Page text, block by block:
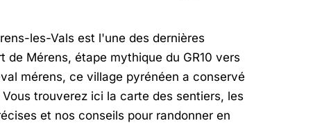
les-Vals est l'une des dernières
de Mérens, étape mythique du GR10 vers
mérens, ce village pyrénéen a conservé
trouverez ici la carte des sentiers, les
et nos conseils pour randonner en